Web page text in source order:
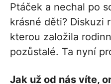
Ptáček a nechal po
krásné děti? Diskuzi
kterou založila
pozůstalé. Ta nyní
Jak už od nás víte,